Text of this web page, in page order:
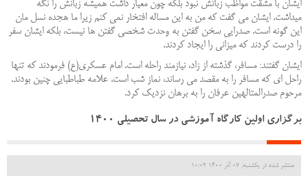
ایشان با مشقت مواظب زبانش نبود بلکه چون معیار داشت همیشه زبانش را نگه
میداشت. ایشان می گفت که من به این مساله افتخار نمی کنم زیرا ما هجده نسل مان
این گونه است. صدرایی سخن گفتن به وحدت شخصی گفتن ها نیست، بلکه ایشان سفر
را درست کردند که میزانی را ایجاد کردند.
ایشان گفتند: مسافر، گذشته از زاد، نیازمند راحله است. امام عسکری(ع) فرمودند که تنها
راحل ای که مسافر را به مقصد می رساند، نماز شب است. علامه طباطبایی چنین بودند.
مرحوم صدرالمتالهین عرفان را به برهان نزدیک کرد.
برگزاری اولین کارگاه آموزشی در سال تحصیلی 1400
منتشر شده در یکشنبه, 07 آذر 1400 10:02